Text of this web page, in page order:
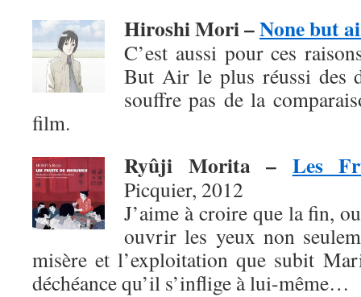
Hiroshi Mori –None but
C’est aussi pour ces
But Air le plus réussi des
souffre pas de la
film.
Ryûji Morita – Les
Picquier, 2012
J’aime à croire que la fin,
ouvrir les yeux non
misère et l’exploitation que subit
déchéance qu’il s’inflige à lui-même…